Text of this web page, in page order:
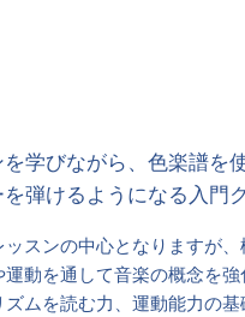
学びながら、色楽譜を
弾けるようになる入門ク
スンの中心となりますが
動を通して音楽の概念を強
ムを読む力、運動能力の